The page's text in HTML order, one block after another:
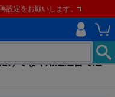
設定をお願いします。
けでなく用途適合で選